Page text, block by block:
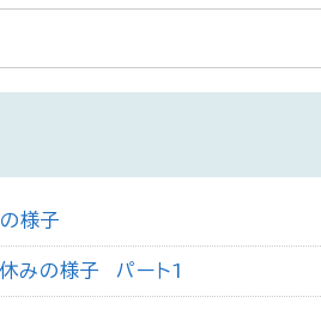
様子
みの様子 パート1